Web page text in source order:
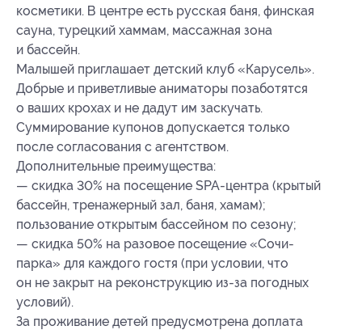
косметики. В центре есть русская баня, финская
сауна, турецкий хаммам, массажная зона
и бассейн.
Малышей приглашает детский клуб «Карусель».
Добрые и приветливые аниматоры позаботятся
о ваших крохах и не дадут им заскучать.
Суммирование купонов допускается только
после согласования с агентством.
Дополнительные преимущества:
— скидка 30% на посещение SPA-центра (крытый
бассейн, тренажерный зал, баня, хамам);
пользование открытым бассейном по сезону;
— скидка 50% на разовое посещение «Сочи-
парка» для каждого гостя (при условии, что
он не закрыт на реконструкцию из-за погодных
условий).
За проживание детей предусмотрена доплата